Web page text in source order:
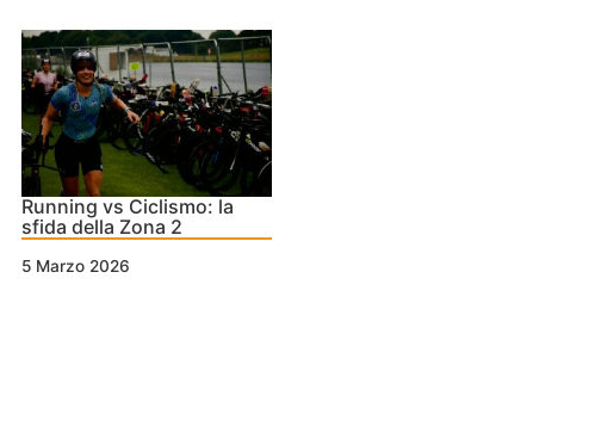
Running vs Ciclismo: la
sfida della Zona 2
5 Marzo 2026